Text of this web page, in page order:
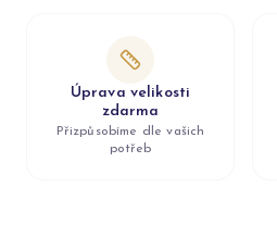
Úprava velikosti
zdarma
Přizpůsobíme dle vašich
potřeb